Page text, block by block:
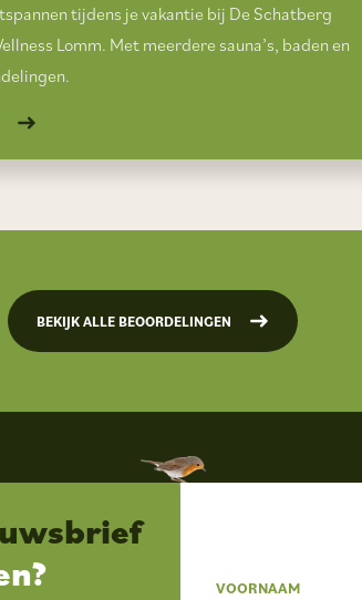
tijdens je vakantie bij De Schatberg
Lomm. Met meerdere sauna’s, baden en
BEKIJK ALLE BEOORDELINGEN
VOORNAAM